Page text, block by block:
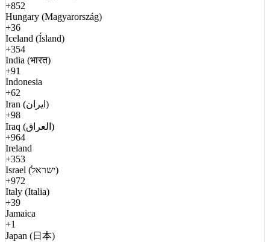
+852
Hungary (Magyarország)
+36
Iceland (Ísland)
+354
India (भारत)
+91
Indonesia
+62
Iran (ایران)
+98
Iraq (العراق)
+964
Ireland
+353
Israel (ישראל)
+972
Italy (Italia)
+39
Jamaica
+1
Japan (日本)